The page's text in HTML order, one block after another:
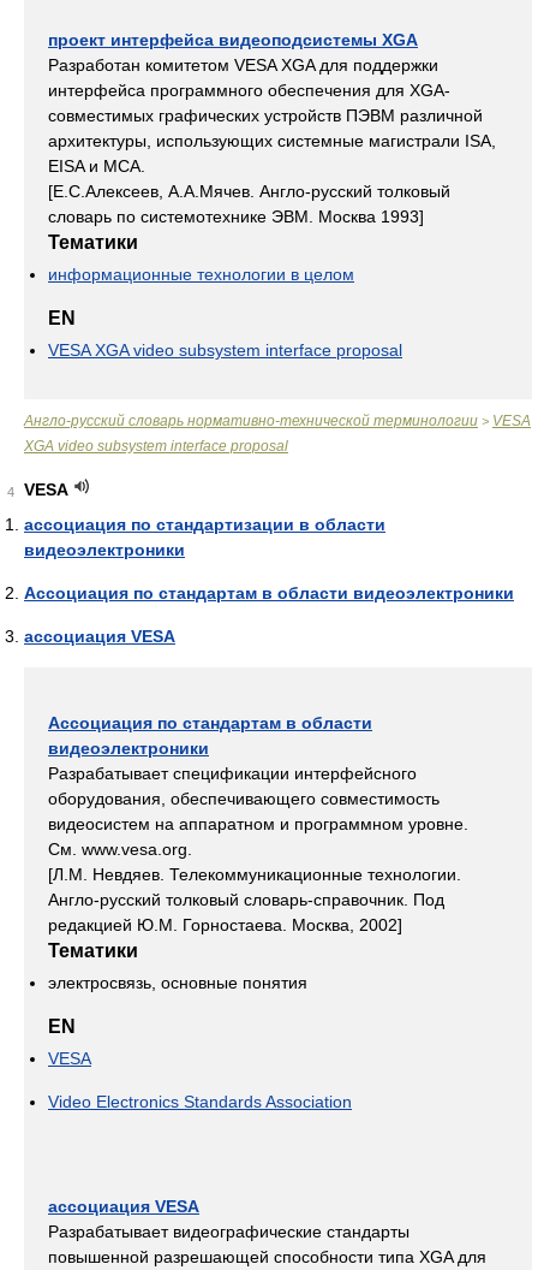
проект интерфейса видеоподсистемы XGA
Разработан комитетом VESA XGA для поддержки
интерфейса программного обеспечения для XGA-
совместимых графических устройств ПЭВМ различной
архитектуры, использующих системные магистрали ISA,
EISA и MCA.
[Е.С.Алексеев, А.А.Мячев. Англо-русский толковый
словарь по системотехнике ЭВМ. Москва 1993]
Тематики
информационные технологии в целом
EN
VESA XGA video subsystem interface proposal
Англо-русский словарь нормативно-технической терминологии > VESA
XGA video subsystem interface proposal
4
VESA
ассоциация по стандартизации в области
видеоэлектроники
Ассоциация по стандартам в области видеоэлектроники
ассоциация VESA
Ассоциация по стандартам в области
видеоэлектроники
Разрабатывает спецификации интерфейсного
оборудования, обеспечивающего совместимость
видеосистем на аппаратном и программном уровне.
См. www.vesa.org.
[Л.М. Невдяев. Телекоммуникационные технологии.
Англо-русский толковый словарь-справочник. Под
редакцией Ю.М. Горностаева. Москва, 2002]
Тематики
электросвязь, основные понятия
EN
VESA
Video Electronics Standards Association
ассоциация VESA
Разрабатывает видеографические стандарты
повышенной разрешающей способности типа XGA для